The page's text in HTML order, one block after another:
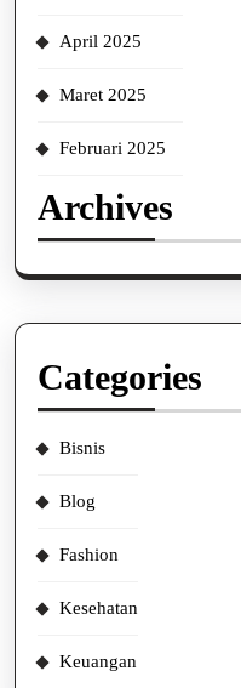
April 2025
Maret 2025
Februari 2025
Archives
Categories
Bisnis
Blog
Fashion
Kesehatan
Keuangan